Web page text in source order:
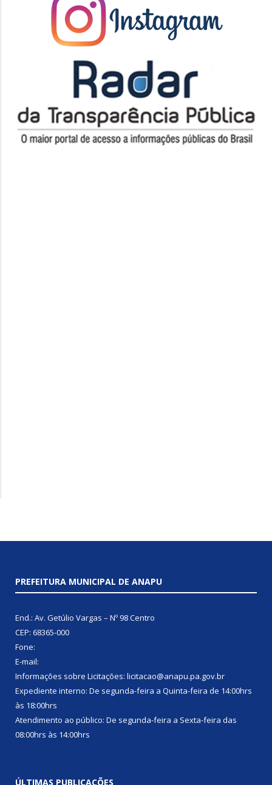
PREFEITURA MUNICIPAL DE ANAPU
End.: Av. Getúlio Vargas – Nº 98 Centro
CEP: 68365-000
Fone:
E-mail:
Informações sobre Licitações: licitacao@anapu.pa.gov.br
Expediente interno: De segunda-feira a Quinta-feira de 14:00hrs
às 18:00hrs
Atendimento ao público: De segunda-feira a Sexta-feira das
08:00hrs às 14:00hrs
ÚLTIMAS PUBLICAÇÕES